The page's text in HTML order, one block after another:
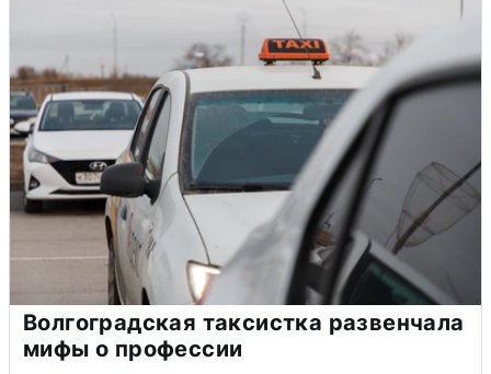
Волгоградская таксистка развенчала
мифы о профессии